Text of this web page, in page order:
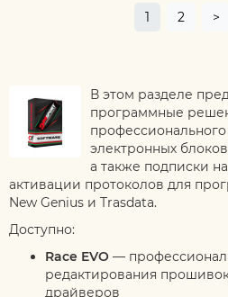
1 2 >
В этом разделе
программные
электронных
а также подписки
активации протоколов для
New Genius и Trasdata.
Доступно:
Race EVO —
редактирования
драйверов